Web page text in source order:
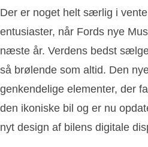
Der er noget helt særlig i
entusiaster, når Fords nye
næste år. Verdens bedst
så brølende som altid. Den
genkendelige elementer, der
den ikoniske bil og er nu
nyt design af bilens digitale